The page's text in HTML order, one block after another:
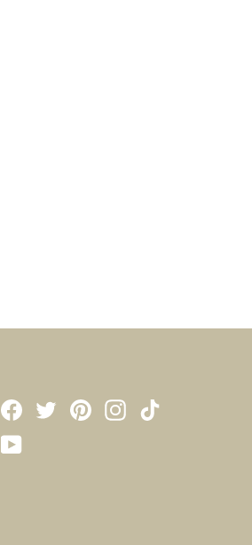
Facebook
TwitterPinterestInstagram